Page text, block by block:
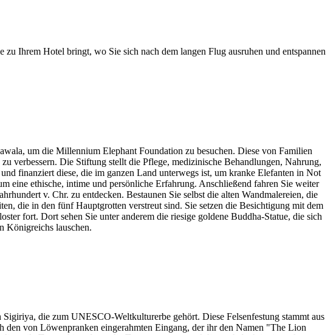
Ihrem Hotel bringt, wo Sie sich nach dem langen Flug ausruhen und entspannen
um die Millennium Elephant Foundation zu besuchen. Diese von Familien
verbessern. Die Stiftung stellt die Pflege, medizinische Behandlungen, Nahrung,
finanziert diese, die im ganzen Land unterwegs ist, um kranke Elefanten in Not
eine ethische, intime und persönliche Erfahrung. Anschließend fahren Sie weiter
v. Chr. zu entdecken. Bestaunen Sie selbst die alten Wandmalereien, die
die in den fünf Hauptgrotten verstreut sind. Sie setzen die Besichtigung mit dem
fort. Dort sehen Sie unter anderem die riesige goldene Buddha-Statue, die sich
Königreichs lauschen.
die zum UNESCO-Weltkulturerbe gehört. Diese Felsenfestung stammt aus
den von Löwenpranken eingerahmten Eingang, der ihr den Namen "The Lion